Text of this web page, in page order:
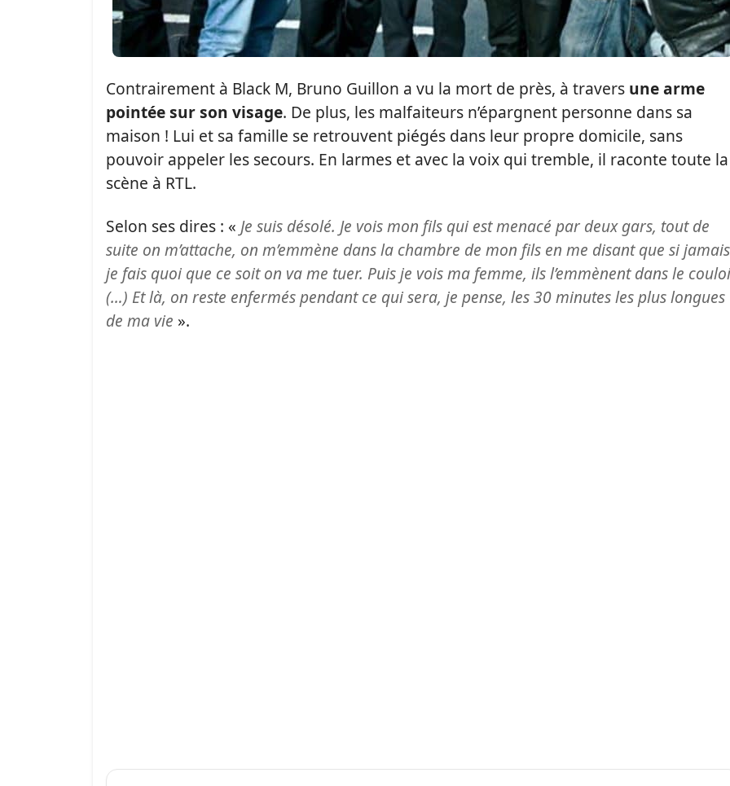
Contrairement à Black M, Bruno Guillon a vu la mort de près, à travers une arme
pointée sur son visage. De plus, les malfaiteurs n’épargnent personne dans sa
maison ! Lui et sa famille se retrouvent piégés dans leur propre domicile, sans
pouvoir appeler les secours. En larmes et avec la voix qui tremble, il raconte toute la
scène à RTL.
Selon ses dires : « Je suis désolé. Je vois mon fils qui est menacé par deux gars, tout de
suite on m’attache, on m’emmène dans la chambre de mon fils en me disant que si jamais
je fais quoi que ce soit on va me tuer. Puis je vois ma femme, ils l’emmènent dans le
(…) Et là, on reste enfermés pendant ce qui sera, je pense, les 30 minutes les plus longues
de ma vie ».